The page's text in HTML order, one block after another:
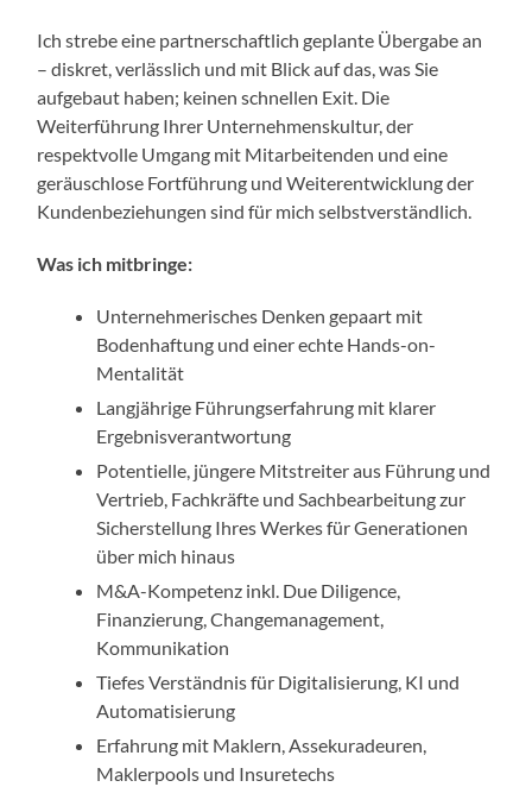
Ich strebe eine partnerschaftlich geplante Übergabe an
– diskret, verlässlich und mit Blick auf das, was Sie
aufgebaut haben; keinen schnellen Exit. Die
Weiterführung Ihrer Unternehmenskultur, der
respektvolle Umgang mit Mitarbeitenden und eine
geräuschlose Fortführung und Weiterentwicklung der
Kundenbeziehungen sind für mich selbstverständlich.
Was ich mitbringe:
Unternehmerisches Denken gepaart mit
Bodenhaftung und einer echte Hands-on-
Mentalität
Langjährige Führungserfahrung mit klarer
Ergebnisverantwortung
Potentielle, jüngere Mitstreiter aus Führung und
Vertrieb, Fachkräfte und Sachbearbeitung zur
Sicherstellung Ihres Werkes für Generationen
über mich hinaus
M&A-Kompetenz inkl. Due Diligence,
Finanzierung, Changemanagement,
Kommunikation
Tiefes Verständnis für Digitalisierung, KI und
Automatisierung
Erfahrung mit Maklern, Assekuradeuren,
Maklerpools und Insuretechs